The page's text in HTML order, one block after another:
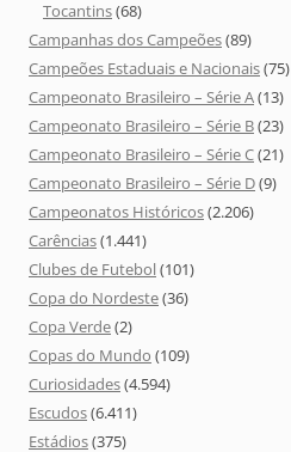
Tocantins(68)
Campanhas dos Campeões(89)
Campeões Estaduais e Nacionais(75)
Campeonato Brasileiro – Série A(13)
Campeonato Brasileiro – Série B(23)
Campeonato Brasileiro – Série C(21)
Campeonato Brasileiro – Série D(9)
Campeonatos Históricos(2.206)
Carências(1.441)
Clubes de Futebol(101)
Copa do Nordeste(36)
Copa Verde(2)
Copas do Mundo (109)
Curiosidades(4.594)
Escudos(6.411)
Estádios(375)